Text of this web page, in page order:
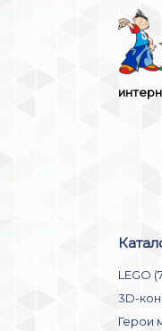
LEGO
3D-
Герои